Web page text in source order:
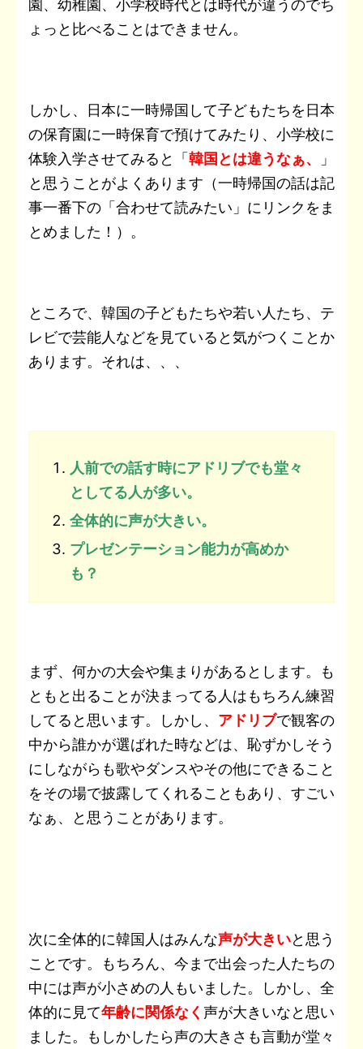
園、幼稚園、小学校時代とは時代が違うのでち
ょっと比べることはできません。
しかし、日本に一時帰国して子どもたちを日本
の保育園に一時保育で預けてみたり、小学校に
体験入学させてみると「韓国とは違うなぁ、
」
と思うことがよくあります（一時帰国の話は記
事一番下の「合わせて読みたい」にリンクをま
とめました！）。
ところで、韓国の子どもたちや若い人たち、テ
レビで芸能人などを見ていると気がつくことか
あります。それは、、、
人前での話す時にアドリブでも堂々
としてる人が多い。
全体的に声が大きい。
プレゼンテーション能力が高めか
も？
まず、何かの大会や集まりがあるとします。も
ともと出ることが決まってる人はもちろん練習
してると思います。しかし、 アドリブで観客の
中から誰かが選ばれた時などは、恥ずかしそう
にしながらも歌やダンスやその他にできること
をその場で披露してくれることもあり、すごい
なぁ、と思うことがあります。
次に全体的に韓国人はみんな声が大きいと思う
ことです。もちろん、今まで出会った人たちの
中には声が小さめの人もいました。しかし、全
体的に見て年齢に関係なく 声が大きいなと思い
ました。もしかしたら声の大きさも言動が堂々